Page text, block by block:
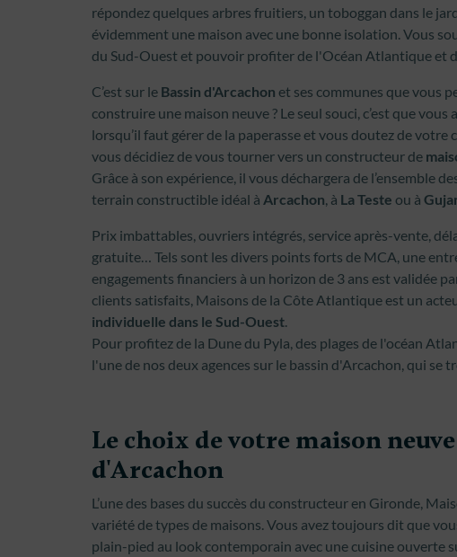
répondez quelques arbres fruitiers, un toboggan dans le
évidemment une maison avec une bonne isolation. Vous
du Sud-Ouest et pouvoir profiter de l'Océan Atlantique et
C’est sur le Bassin d'Arcachon et ses communes que vous
construire une maison neuve ? Le seul souci, c’est que
lorsqu’il faut gérer de la paperasse et vous doutez de
vous décidiez de vous tourner vers un constructeur de
Grâce à son expérience, il vous déchargera de l’ensemble
terrain constructible idéal à Arcachon , à La Teste ou à
Prix imbattables, ouvriers intégrés, service après-vente,
gratuite… Tels sont les divers points forts de MCA, une
engagements financiers à un horizon de 3 ans est validée
clients satisfaits, Maisons de la Côte Atlantique est un
individuelle dans le Sud-Ouest
Pour profitez de la Dune du Pyla, des plages de l'océan
l'une de nos deux agences sur le bassin d'Arcachon, qui se
Le choix de votre maison
d'Arcachon
L’une des bases du succès du constructeur en Gironde,
variété de types de maisons. Vous avez toujours dit que
plain-pied au look contemporain avec une cuisine ouverte